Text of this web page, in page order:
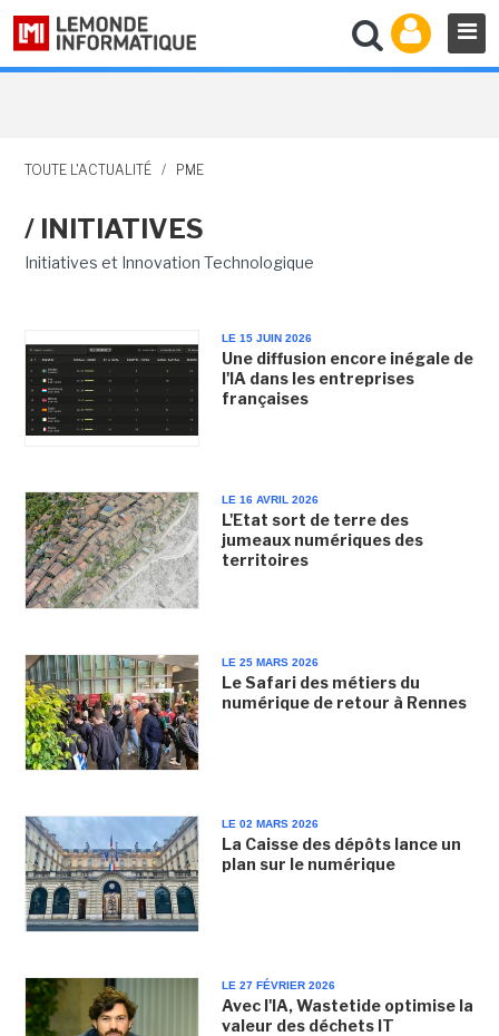
TOUTE L'ACTUALITÉ / PME
/ INITIATIVES
Initiatives et Innovation Technologique
LE 15 JUIN 2026
Une diffusion encore inégale de
l'IA dans les entreprises
françaises
LE 16 AVRIL 2026
L'Etat sort de terre des
jumeaux numériques des
territoires
LE 25 MARS 2026
Le Safari des métiers du
numérique de retour à Rennes
LE 02 MARS 2026
La Caisse des dépôts lance un
plan sur le numérique
LE 27 FÉVRIER 2026
Avec l'IA, Wastetide optimise la
valeur des déchets IT